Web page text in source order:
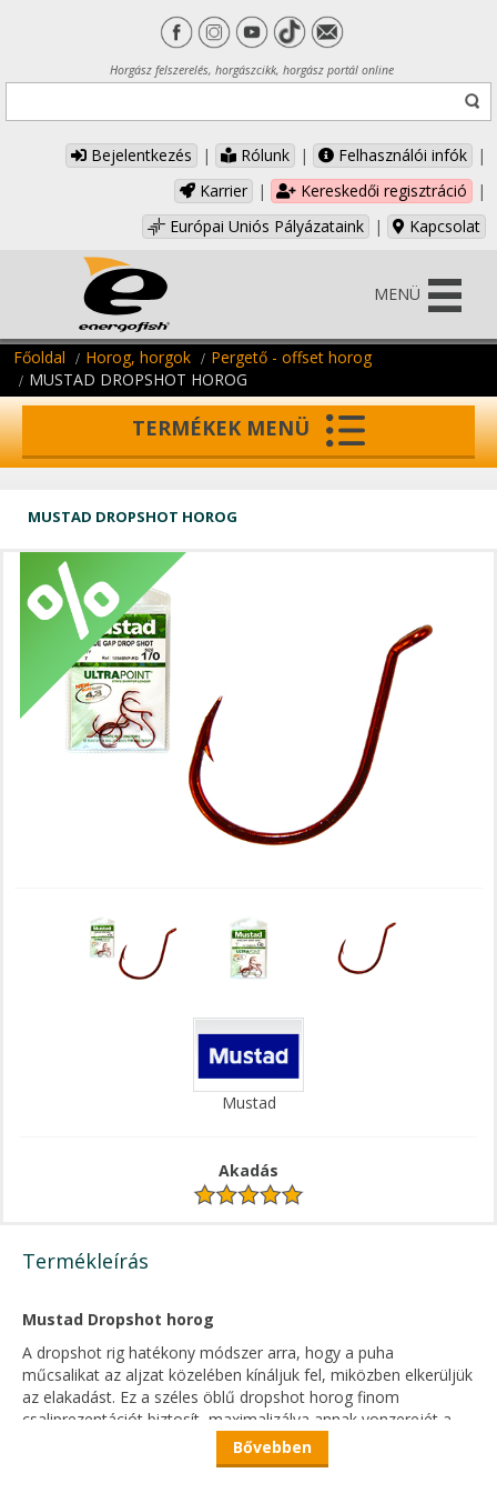
Horgász felszerelés, horgászcikk, horgász portál online
Bejelentkezés | Rólunk | Felhasználói infók
|
Karrier
| Kereskedői regisztráció
|
Európai Uniós Pályázataink
| Kapcsolat
MENÜ
Főoldal Horog, horgok
Pergető - offset horog
MUSTAD DROPSHOT HOROG
TERMÉKEK MENÜ
MUSTAD DROPSHOT HOROG
Mustad
Akadás
Termékleírás
Mustad Dropshot horog
A dropshot rig hatékony módszer arra, hogy a puha
műcsalikat az aljzat közelében kínáljuk fel, miközben elkerüljük
az elakadást. Ez a széles öblű dropshot horog finom
csaliprezentációt biztosít, maximalizálva annak vonzerejét a
halak számára, miközben a nagyobb öböl kiválóan működik
számos horgászmódszerben. Próbálj ki lassú lebegő, vagy
Bővebben